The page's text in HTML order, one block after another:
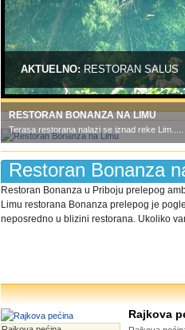
AKTUELNO:RESTORAN SALUS
RESTORAN BONANZA NA LIMU
Terasa restorana nalazi se iznad reke Lim.....
Restoran Bonanza
Restoran Bonanza u Priboju prelepog
Limu restorana Bonanza prelepog je
neposredno u blizini restorana. Ukoliko
Rajkova